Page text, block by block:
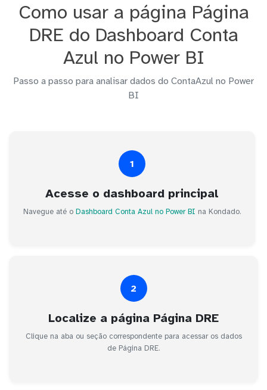
Como usar a página Página
DRE do Dashboard Conta
Azul no Power BI
Passo a passo para analisar dados do ContaAzul no Power
BI
1
Acesse o dashboard principal
Navegue até o Dashboard Conta Azul no Power BI na Kondado.
2
Localize a página Página DRE
Clique na aba ou seção correspondente para acessar os dados
de Página DRE.